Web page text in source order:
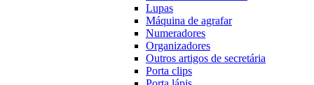
Lupas
Máquina de agrafar
Numeradores
Organizadores
Outros artigos de secretária
Porta clips